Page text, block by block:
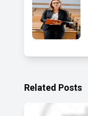
Related Posts